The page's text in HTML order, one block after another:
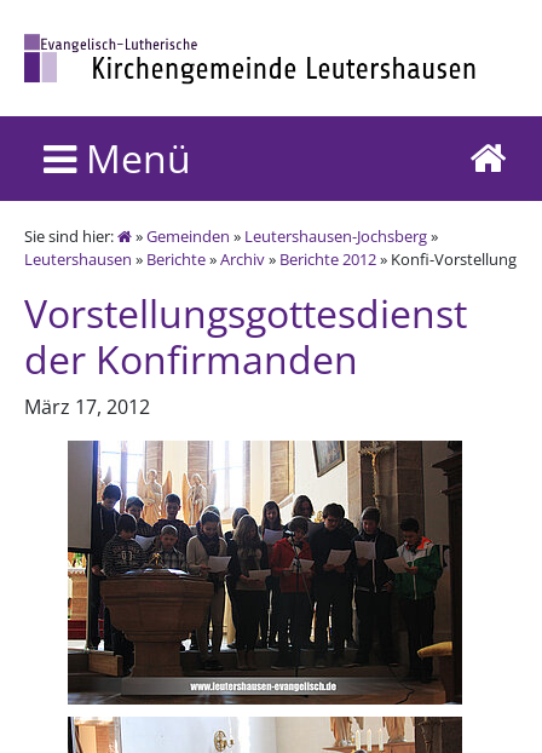
Menü
Sie sind hier: »Gemeinden » Leutershausen-Jochsberg»
Leutershausen » Berichte»Archiv» Berichte 2012» Konfi-Vorstellung
Vorstellungsgottesdienst
der Konfirmanden
März 17, 2012